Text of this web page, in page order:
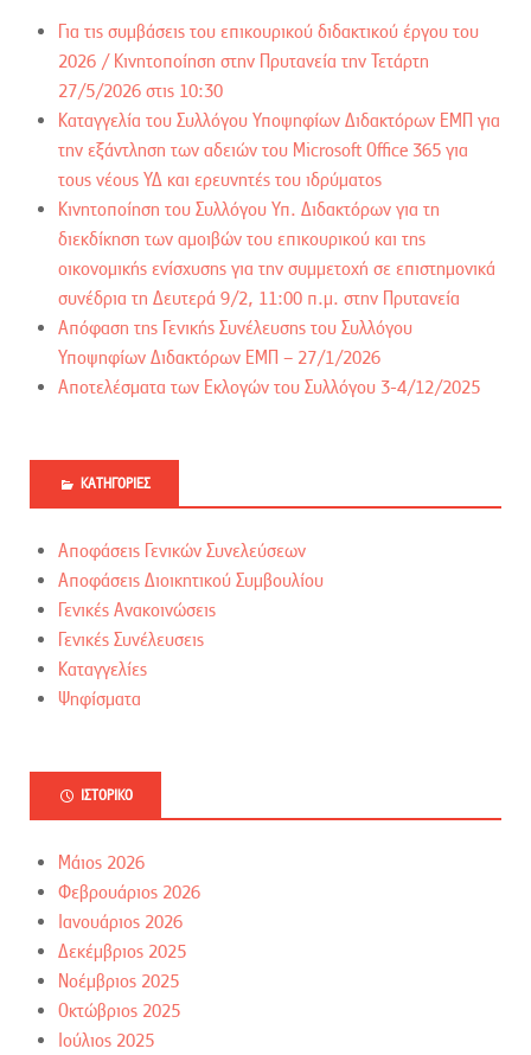
Για τις συμβάσεις του επικουρικού διδακτικού έργου του
2026 / Kινητοποίηση στην Πρυτανεία την Τετάρτη
27/5/2026 στις 10:30
Καταγγελία του Συλλόγου Υποψηφίων Διδακτόρων ΕΜΠ για
την εξάντληση των αδειών του Microsoft Office 365 για
τους νέους ΥΔ και ερευνητές του ιδρύματος
Κινητοποίηση του Συλλόγου Υπ. Διδακτόρων για τη
διεκδίκηση των αμοιβών του επικουρικού και της
οικονομικής ενίσχυσης για την συμμετοχή σε επιστημονικά
συνέδρια τη Δευτερά 9/2, 11:00 π.μ. στην Πρυτανεία
Απόφαση της Γενικής Συνέλευσης του Συλλόγου
Υποψηφίων Διδακτόρων ΕΜΠ – 27/1/2026
Αποτελέσματα των Εκλογών του Συλλόγου 3-4/12/2025
ΚΑΤΗΓΟΡΊΕΣ
Αποφάσεις Γενικών Συνελεύσεων
Αποφάσεις Διοικητικού Συμβουλίου
Γενικές Ανακοινώσεις
Γενικές Συνέλευσεις
Καταγγελίες
Ψηφίσματα
ΙΣΤΟΡΙΚΌ
Μάιος 2026
Φεβρουάριος 2026
Ιανουάριος 2026
Δεκέμβριος 2025
Νοέμβριος 2025
Οκτώβριος 2025
Ιούλιος 2025